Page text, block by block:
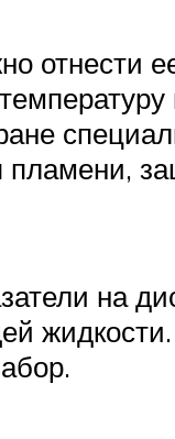
на
жидкости.